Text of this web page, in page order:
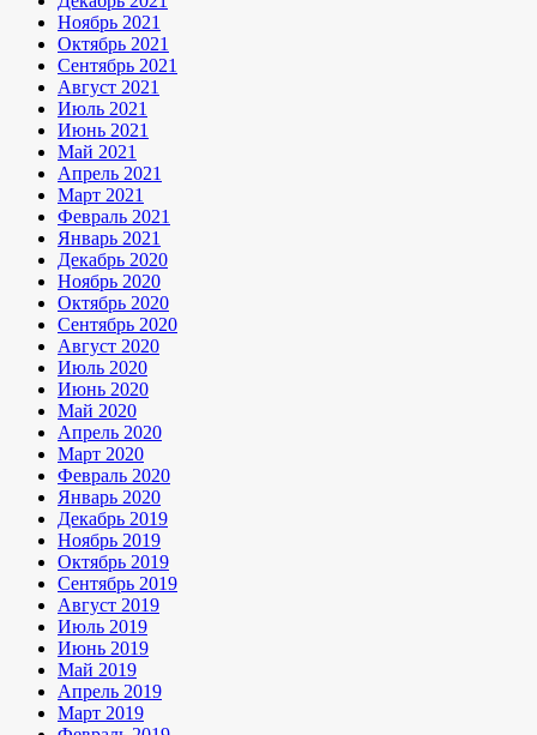
Ноябрь 2021
Октябрь 2021
Сентябрь 2021
Август 2021
Июль 2021
Июнь 2021
Май 2021
Апрель 2021
Март 2021
Февраль 2021
Январь 2021
Декабрь 2020
Ноябрь 2020
Октябрь 2020
Сентябрь 2020
Август 2020
Июль 2020
Июнь 2020
Май 2020
Апрель 2020
Март 2020
Февраль 2020
Январь 2020
Декабрь 2019
Ноябрь 2019
Октябрь 2019
Сентябрь 2019
Август 2019
Июль 2019
Июнь 2019
Май 2019
Апрель 2019
Март 2019